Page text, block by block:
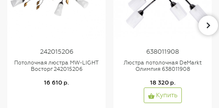
242015206
Потолочная люстра MW-LIGHT
Восторг 242015206
16 610 р.
638011908
Люстра потолочная DeMarkt
Олимпия 638011908
18 320 р.
Купить